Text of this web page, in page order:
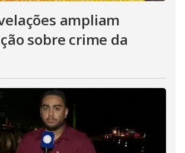
ampliam
sobre crime da